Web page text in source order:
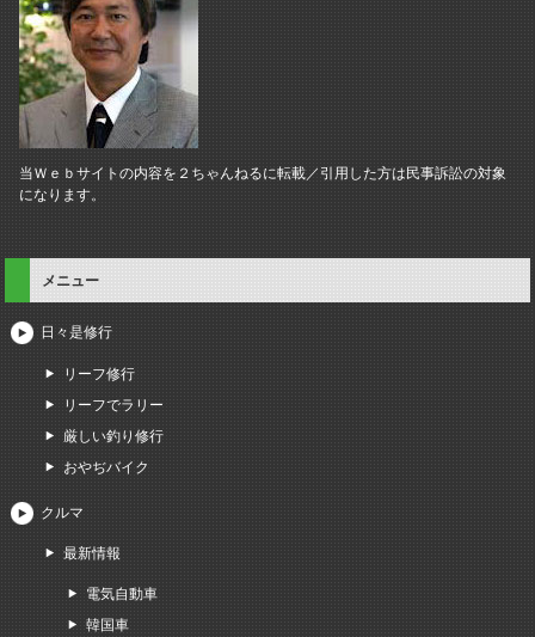
当Ｗｅｂサイトの内容を２ちゃんねるに転載／引用した方は民事訴訟の対象
になります。
メニュー
日々是修行
リーフ修行
リーフでラリー
厳しい釣り修行
おやぢバイク
クルマ
最新情報
電気自動車
韓国車